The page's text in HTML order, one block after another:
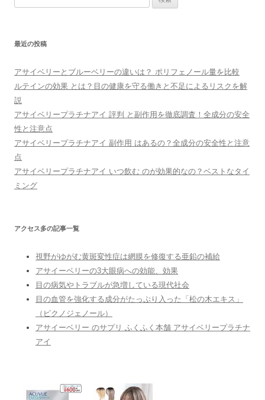
最近の投稿
アサイベリーとブルーベリーの違いは？ ポリフェノール量を比較
ルテインの効果 とは？目の健康を守る働きと不足によるリスクを解
説
アサイベリープラチナアイ 評判 と副作用を徹底調査！全成分の安全
性と注意点
アサイベリープラチナアイ 副作用 はあるの？全成分の安全性と注意
点
アサイベリープラチナアイ いつ飲む のが効果的なの？ベストなタイ
ミング
アクセス多の記事一覧
視野がゆがむ黄斑変性症は網膜を修復する亜鉛の補給
アサイーベリーの3大眼病への効能、効果
目の病気やトラブルが急増している現代社会
目の血管を強化する成分がたっぷり入った「松の木エキス」
（ピクノジェノール）
アサイーベリー のサプリ ふくふく本舗 アサイベリープラチナ
アイ